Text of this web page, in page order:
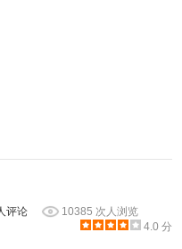
评论
10385 次人浏览
4.0 分